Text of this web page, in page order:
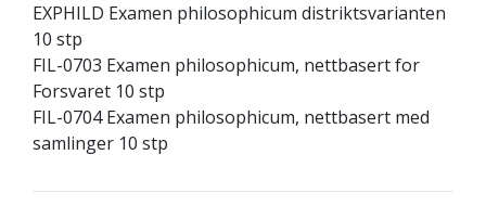
EXPHILD Examen philosophicum distriktsvarianten
10 stp
FIL-0703 Examen philosophicum, nettbasert for
Forsvaret 10 stp
FIL-0704 Examen philosophicum, nettbasert med
samlinger 10 stp